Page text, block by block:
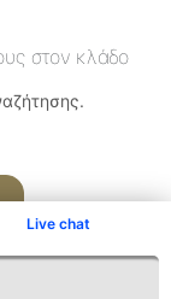
Live chat
στον κλάδο